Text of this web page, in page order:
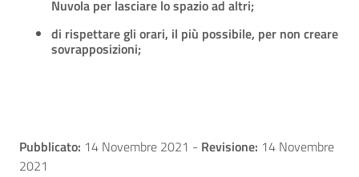
Nuvola per lasciare lo spazio ad altri;
di rispettare gli orari, il più possibile, per non creare
sovrapposizioni;
Pubblicato: 14 Novembre 2021 - Revisione: 14 Novembre
2021